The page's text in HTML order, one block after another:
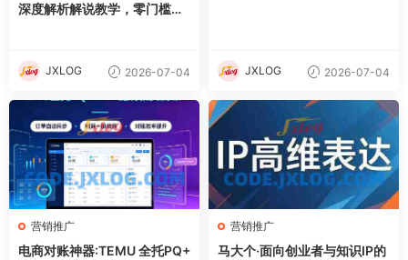
深度解析解说教学，零门槛玩
JXLOG 2026-07-04 JXLOG 2026-07-04
营销推广
电商对账神器:TEMU 全托PQ+
营销推广
马大个·面向创业者与知识IP的